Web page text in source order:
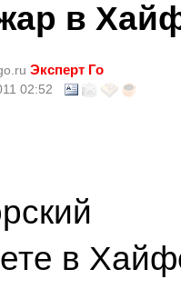
в
Эксперт Го
02:52
в